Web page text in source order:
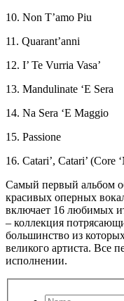
10. Non T’amo Piu
11. Quarant’anni
12. I’ Te Vurria Vasa’
13. Mandulinate ‘E Sera
14. Na Sera ‘E Maggio
15. Passione
16. Catari’, Catari’ (Core
Самый первый альбом
красивых оперных
включает 16 любимых
– коллекция
большинство из
великого артиста. Все
исполнении.